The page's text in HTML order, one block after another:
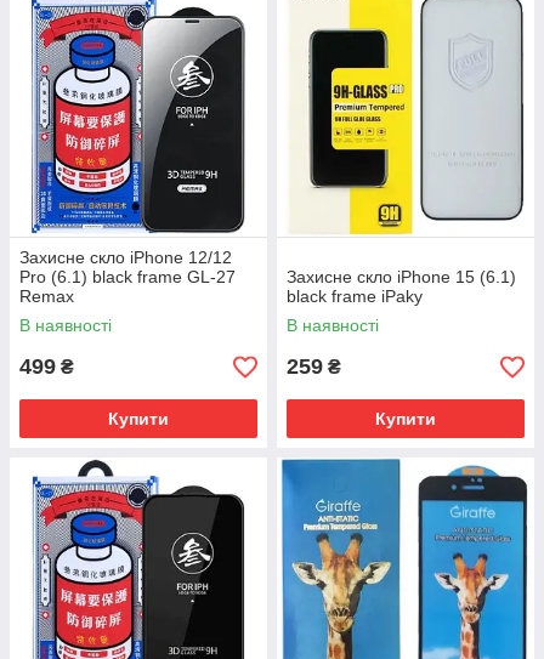
Захисне скло iPhone 12/12
Pro (6.1) black frame GL-27
Remax
В наявності
499 ₴
Купити
Захисне скло iPhone 15 (6.1)
black frame iPaky
В наявності
259 ₴
Купити